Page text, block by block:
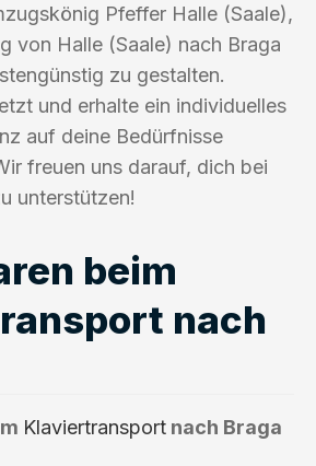
Pfeffer Halle (Saale),
von Halle (Saale) nach Braga
zu gestalten.
und erhalte ein individuelles
auf deine Bedürfnisse
freuen uns darauf, dich bei
unterstützen!
beim
nach
Klaviertransport nach Braga